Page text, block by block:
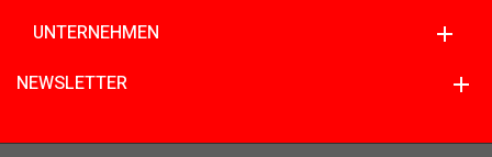
UNTERNEHMEN
NEWSLETTER